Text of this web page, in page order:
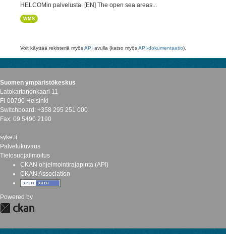
HELCOMin palvelusta. [EN] The open sea areas...
WMS
Voit käyttää rekisteriä myösAPI avulla (katso myösAPI-dokumentaatio).
Suomen ympäristökeskus
Latokartanonkaari 11
FI-00790 Helsinki
Switchboard: +358 295 251 000
Fax: 09 5490 2190
syke.fi
Palvelukuvaus
Tietosuojailmoitus
CKAN ohjelmointirajapinta (API)
CKAN Association
Powered by